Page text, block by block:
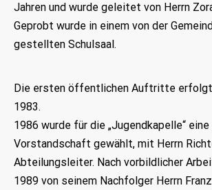
Jahren und wurde geleitet von Herrn
Geprobt wurde in einem von der
gestellten Schulsaal.
Die ersten öffentlichen Auftritte
1983.
1986 wurde für die „Jugendkapelle“
Vorstandschaft gewählt, mit Herrn
Abteilungsleiter. Nach vorbildlicher
1989 von seinem Nachfolger Herrn